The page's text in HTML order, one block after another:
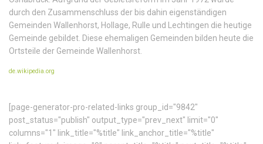
durch den Zusammenschluss der bis dahin eigenständigen
Gemeinden Wallenhorst, Hollage, Rulle und Lechtingen die heutige
Gemeinde gebildet. Diese ehemaligen Gemeinden bilden heute die
Ortsteile der Gemeinde Wallenhorst.
de.wikipedia.org
[page-generator-pro-related-links group_id="9842"
post_status="publish" output_type="prev_next" limit="0"
columns="1" link_title="%title" link_anchor_title="%title"